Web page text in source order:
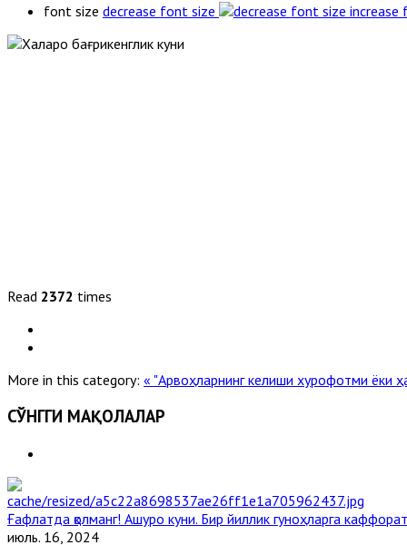
font size decrease font size increase
Read 2372 times
More in this category: « "Арвоҳларнинг келиши хурофотми ёки
СЎНГГИ МАҚОЛАЛАР
Ғафлатда қолманг! Ашуро куни. Бир йиллик гуноҳларга
июль. 16, 2024